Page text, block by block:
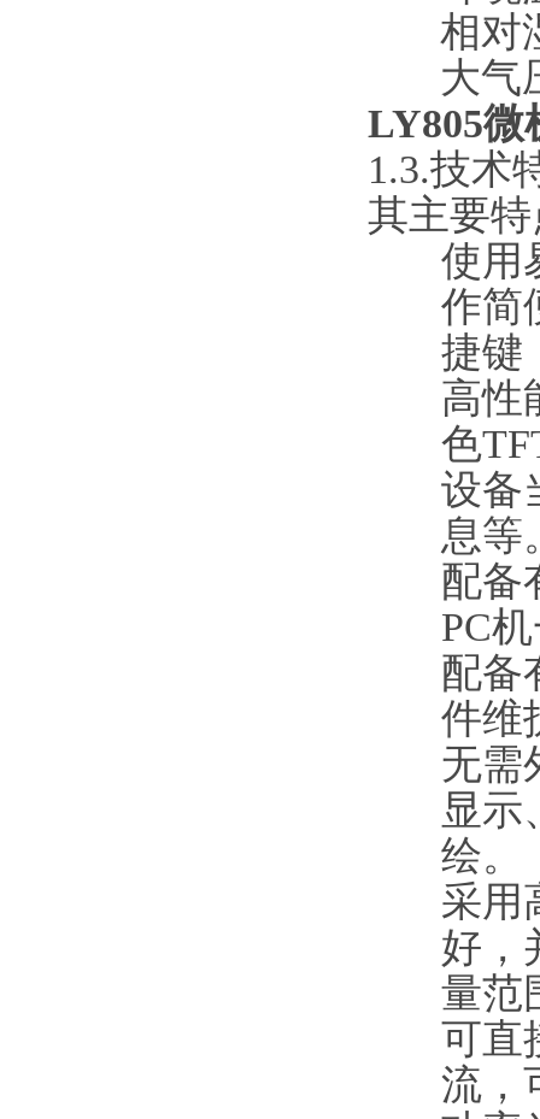
相对
大气
LY805微
1.3.技术
其主要
使用
作简
捷键
高性
色
设备
息等
配备
PC
配备
件维
无需
显示
绘。
采用
好，
量范
可直
流，